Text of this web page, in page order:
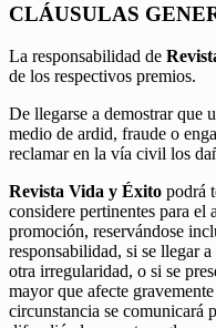
CLÁUSULAS
La responsabilidad de
de los respectivos premios.
De llegarse a demostrar que
medio de ardid, fraude o
reclamar en la vía civil los
Revista Vida y Éxito podrá
considere pertinentes para el
promoción, reservándose
responsabilidad, si se llegar
otra irregularidad, o si se
mayor que afecte
circunstancia se comunicará